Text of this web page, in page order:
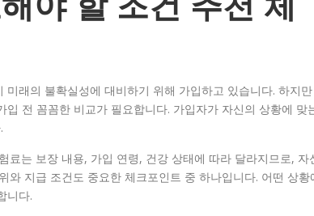
래의 불확실성에 대비하기 위해 가입하고 있습니다. 하지만
전 꼼꼼한 비교가 필요합니다. 가입자가 자신의 상황에 맞
는 보장 내용, 가입 연령, 건강 상태에 따라 달라지므로, 자
지급 조건도 중요한 체크포인트 중 하나입니다. 어떤 상황
니다.